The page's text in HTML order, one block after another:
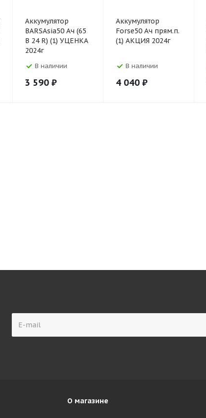
Аккумулятор
BARSAsia50 Ач (65
В 24 R) (1) УЦЕНКА
2024г
В наличии
3 590 ₽
Аккумулятор
Forse50 Ач прям.п.
(1) АКЦИЯ 2024г
В наличии
4 040 ₽
О магазине